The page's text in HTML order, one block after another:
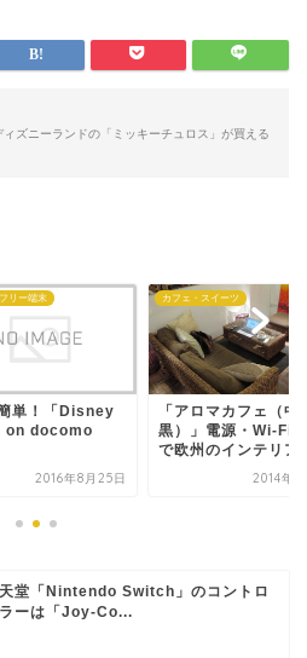
ズニーランドの「ミッキーチュロス」が買える
リー端末
単！「Disney
on docomo
2016年8月25日
カフェ・スイーツ
「アロマカフェ（中
黒）」電源・Wi-Fi
で欧州のインテリア
2014年6
堂「Nintendo Switch」のコントロ
ーは「Joy-Co...